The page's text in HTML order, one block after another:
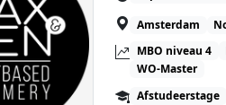
Amsterdam
MBO niveau 4
WO-Master
Afstudeerstage